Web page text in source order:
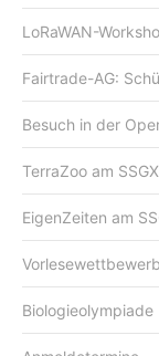
LoRaWAN-
Fairtrade-AG:
Besuch in der
TerraZoo am SSGX
EigenZeiten am
Biologieolympiade